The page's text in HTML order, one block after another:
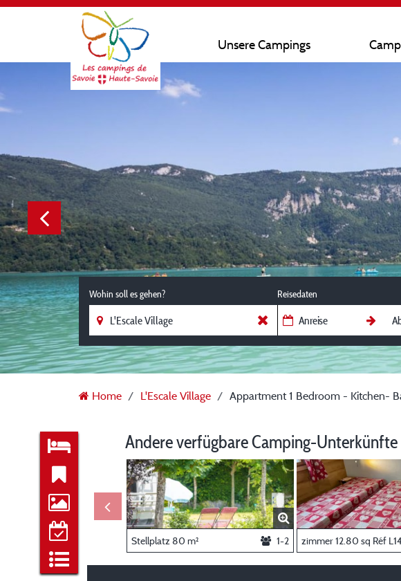
Unsere Campings
Wohin soll es gehen? Reisedaten
Home L'Escale Village Appartment 1 Bedroom - Kitchen-
Andere verfügbare Camping-Unterkünfte
Stellplatz 80 m² 1-2 zimmer 12.80 sq Réf L14